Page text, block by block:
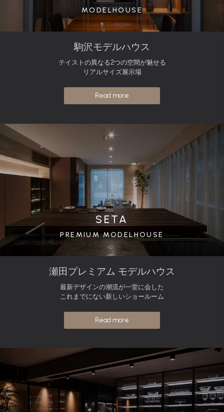
MODELHOUSE
駒沢モデルハウス
テイストの異なる2つの空間が魅せる
リアルサイズ展示場
Read more
SETA
PREMIUM MODELHOUSE
瀬田プレミアム モデルハウス
最新デザインの潮流が一堂に会した
これまでにない新しいショールーム
Read more